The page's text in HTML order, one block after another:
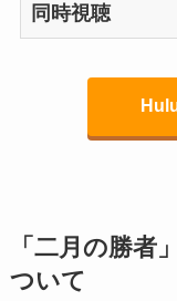
同時視聴
「二月の勝者
ついて